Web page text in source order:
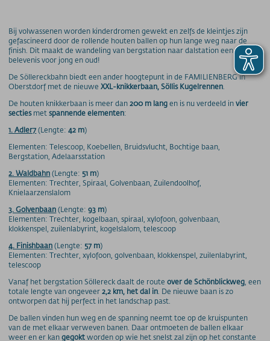
Tarieven
bergbanen
Verdere informatie
SOS / Notfallnummern
Bij volwassenen worden kinderdromen gewekt en zelfs de kleintjes zijn
gefascineerd door de rollende houten ballen op hun lange weg naar de
finish. Dit maakt de wandeling van bergstation naar dalstation een leuke
belevenis voor jong en oud!
De Söllereckbahn biedt een ander hoogtepunt in de FAMILIENBERG in
Oberstdorf met de nieuweXXL-knikkerbaan, Söllis Kugelrennen
De houten knikkerbaan is meer dan200 m langen is nu verdeeld invier
sectiesmetspannende elementen:
1. Adler7(Lengte:42 m)
Elementen: Telescoop, Koebellen, Bruidsvlucht, Bochtige baan,
Bergstation, Adelaarsstation
2. Waldbahn(Lengte: 51 m)
Elementen: Trechter, Spiraal, Golvenbaan, Zuilendoolhof,
Knielaarzenslalom
3. Golvenbaan(Lengte:93 m)
Elementen: Trechter, kogelbaan, spiraal, xylofoon, golvenbaan,
klokkenspel, zuilenlabyrint, kogelslalom, telescoop
4. Finishbaan(Lengte: 57 m)
Elementen: Trechter, xylofoon, golvenbaan, klokkenspel, zuilenlabyrint,
telescoop
Vanaf het bergstation Söllereck daalt de routeover de Schönblickweg , een
totale lengte van ongeveer2,2 km, het dal in . De nieuwe baan is zo
ontworpen dat hij perfect in het landschap past.
De ballen vinden hun weg en de spanning neemt toe op de kruispunten
van de met elkaar verweven banen. Daar ontmoeten de ballen elkaar
weer en er kangegoktworden op wie het snelst zal zijn op het constante